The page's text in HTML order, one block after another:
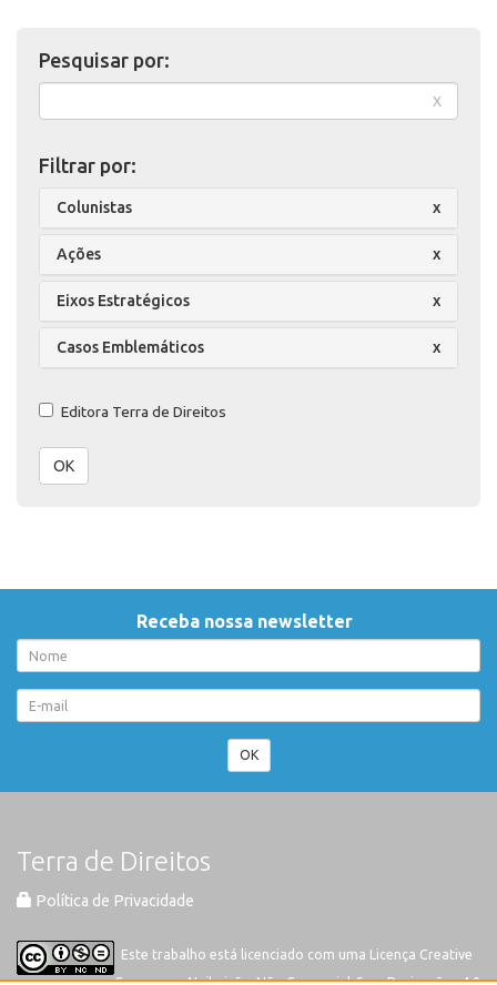
Pesquisar por:
x
Filtrar por:
Colunistas x
Ações x
Eixos Estratégicos x
Casos Emblemáticos x
Editora Terra de Direitos
OK
Receba nossa newsletter
OK
Terra de Direitos
Política de Privacidade
Este trabalho está licenciado com uma Licença Creative